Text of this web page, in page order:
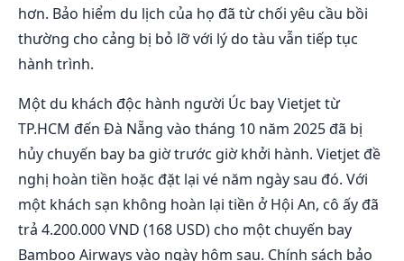
hơn. Bảo hiểm du lịch của họ đã từ chối yêu cầu bồi
thường cho cảng bị bỏ lỡ với lý do tàu vẫn tiếp tục
hành trình.
Một du khách độc hành người Úc bay Vietjet từ
TP.HCM đến Đà Nẵng vào tháng 10 năm 2025 đã bị
hủy chuyến bay ba giờ trước giờ khởi hành. Vietjet đề
nghị hoàn tiền hoặc đặt lại vé năm ngày sau đó. Với
một khách sạn không hoàn lại tiền ở Hội An, cô ấy đã
trả 4.200.000 VND (168 USD) cho một chuyến bay
Bamboo Airways vào ngày hôm sau. Chính sách bảo